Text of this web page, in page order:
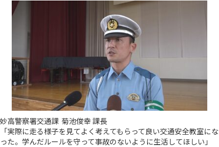
妙高警察署交通課 菊池俊幸 課長
「実際に走る様子を見てよく考えてもらって良い交通安全教室にな
った。学んだルールを守って事故のないように生活してほしい」